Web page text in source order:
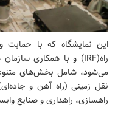
این نمایشگاه که با حمایت
راه(IRF) و با همکاری سازمان
می‌شود، شامل بخش‌های
نقل زمینی (راه‌ آهن و
راهسازی، راهداری و صنایع